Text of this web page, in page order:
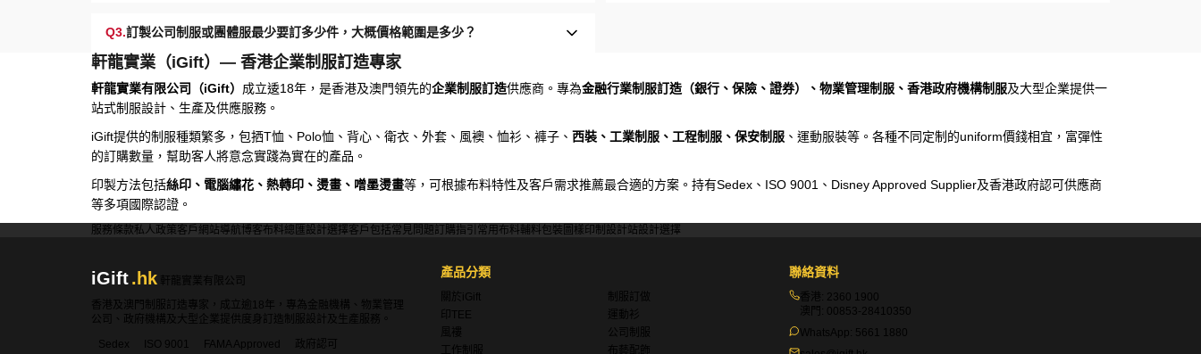
Q3.訂製公司制服或團體服最少要訂多少件，大概價格範圍是多少？
軒龍實業（iGift）— 香港企業制服訂造專家
軒龍實業有限公司（iGift） 成立逶18年，是香港及澳門領先的企業制服訂造供應商。專為金融行業制服訂造（銀行、保險、證券）、物業管理制服、香港政府機構制服及大型企業提供一
站式制服設計、生產及供應服務。
iGift提供的制服種類繁多，包拪T恤、Polo恤、背心、衛衣、外套、風襖、恤衫、褲子、 西裝、工業制服、工程制服、保安制服 、運動服裝等。各種不同定制的uniform價錢相宜，富彈性
的訂購數量，幫助客人將意念實踐為實在的產品。
印製方法包括絲印、電腦繡花、熱轉印、燙畫、噌墨燙畫等，可根據布料特性及客戶需求推薦最合適的方案。持有Sedex、ISO 9001、Disney Approved Supplier及香港政府認可供應商
等多項國際認證。
服務條款私人政策客戶 網站導航博客布料總匯設計選擇客戶包括常見問題訂購指引 常用布料輔料包裝 圖樣印制 設計站設計選擇
iGift.hk
軒龍實業有限公司
香港及澳門制服訂造專家，成立逾18年，專為金融機構、物業管理
公司、政府機構及大型企業提供度身訂造制服設計及生產服務。
Sedex
ISO 9001 FAMA Approved 政府認可
產品分類
關於iGift
制服訂做
印TEE
運動衫
風褸
公司制服
工作制服
布藝配飾
聯絡資料
香港: 2360 1900
澳門: 00853-28410350
WhatsApp: 5661 1880